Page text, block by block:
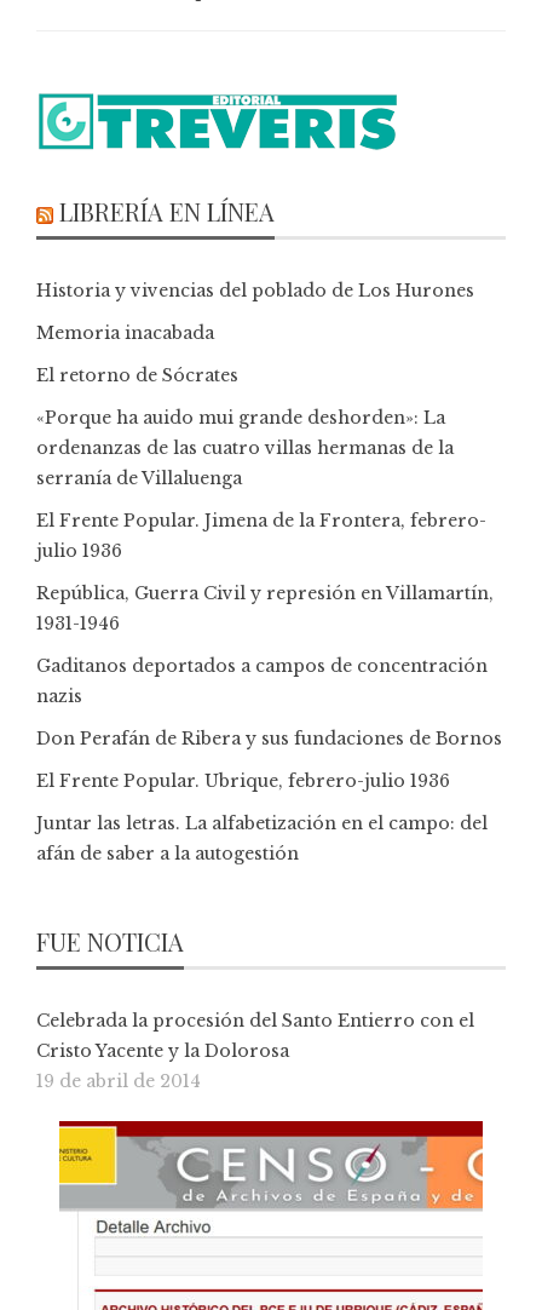
LIBRERÍA EN LÍNEA
Historia y vivencias del poblado de Los Hurones
Memoria inacabada
El retorno de Sócrates
«Porque ha auido mui grande deshorden»: La
ordenanzas de las cuatro villas hermanas de la
serranía de Villaluenga
El Frente Popular. Jimena de la Frontera, febrero-
julio 1936
República, Guerra Civil y represión en Villamartín,
1931-1946
Gaditanos deportados a campos de concentración
nazis
Don Perafán de Ribera y sus fundaciones de Bornos
El Frente Popular. Ubrique, febrero-julio 1936
Juntar las letras. La alfabetización en el campo: del
afán de saber a la autogestión
FUE NOTICIA
Celebrada la procesión del Santo Entierro con el
Cristo Yacente y la Dolorosa
19 de abril de 2014